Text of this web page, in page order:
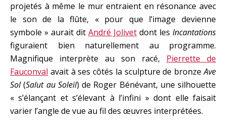
projetés à même le mur entraient en résonance avec
le son de la flûte, « pour que l’image devienne
symbole » aurait dit André Jolivet dont les Incantations
figuraient bien naturellement au programme.
Magnifique interprète au son racé, Pierrette de
Fauconval avait à ses côtés la sculpture de bronzeAve
Sol(Salut au Soleil) de Roger Bénévant, une silhouette
« s’élançant et s’élevant à l’infini » dont elle faisait
varier l’angle de vue au fil des œuvres interprétées.